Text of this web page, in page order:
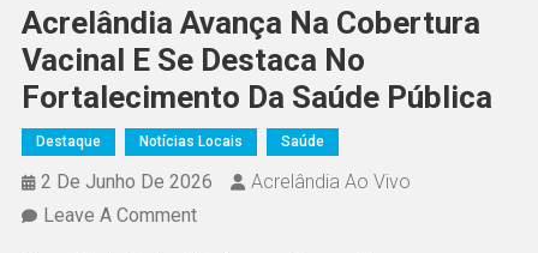
Acrelândia Avança Na Cobertura
Vacinal E Se Destaca No
Fortalecimento Da Saúde Pública
Destaque Notícias Locais Saúde
2 De Junho De 2026
Acrelândia Ao Vivo
Leave A CommentOn